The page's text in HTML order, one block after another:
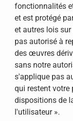
fonctionnalités
et est protégé
et autres lois
pas autorisé à
des œuvres
sans notre
s'applique pas
qui restent votre
dispositions de
l'utilisateur ».